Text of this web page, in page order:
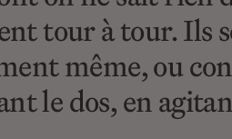
tour à tour. Ils
même, ou
le dos, en